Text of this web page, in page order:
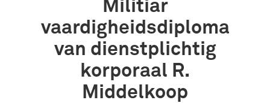
Militiar
vaardigheidsdiploma
van dienstplichtig
korporaal R.
Middelkoop